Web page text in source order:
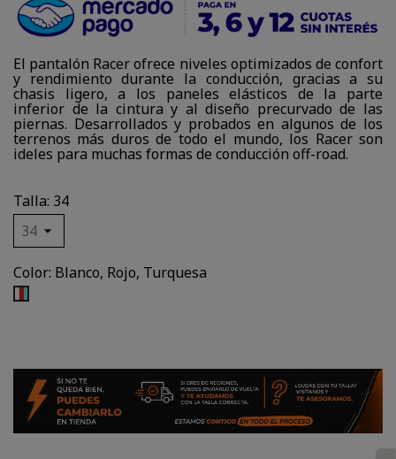
El pantalón Racer ofrece niveles optimizados de confort
y rendimiento durante la conducción, gracias a su
chasis ligero, a los paneles elásticos de la parte
inferior de la cintura y al diseño precurvado de las
piernas. Desarrollados y probados en algunos de los
terrenos más duros de todo el mundo, los Racer son
ideles para muchas formas de conducción off-road.
Talla: 34
Color: Blanco, Rojo, Turquesa